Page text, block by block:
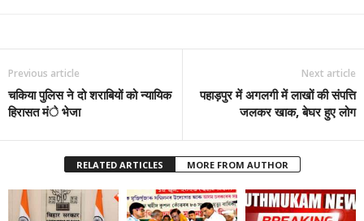
Previous article
चकिया पुलिस ने दो शराबियों को न्यायिक
हिरासत मंे भेजा
Next article
पहाड़पुर में अगलगी में लाखों की संपत्ति
जलकर खाक, बेघर हुए लोग
RELATED ARTICLES MORE FROM AUTHOR